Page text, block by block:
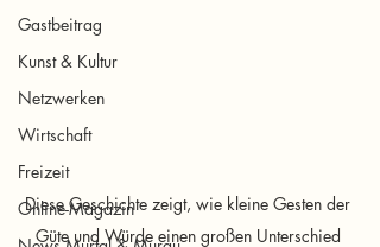
Gastbeitrag
Kunst & Kultur
Netzwerken
Wirtschaft
Freizeit
Online-Magazin
Diese Geschichte zeigt, wie kleine Gesten der
Güte und Würde einen großen Unterschied